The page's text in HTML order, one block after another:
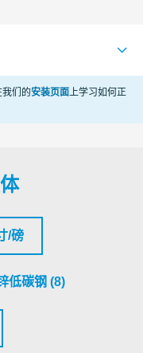
们的安装页面上学习如何正
/磅
低碳钢 (8)